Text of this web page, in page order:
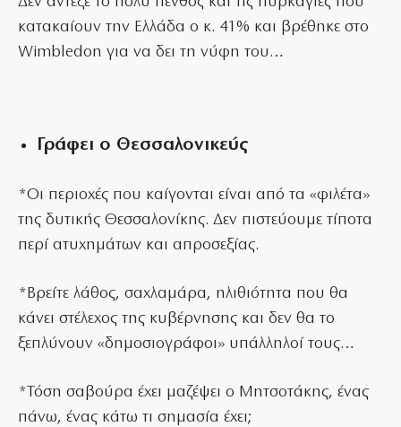
κατακαίουν την Ελλάδα ο κ. 41% και βρέθηκε στο
Wimbledon για να δει τη νύφη του…
Γράφει ο Θεσσαλονικεύς
*Οι περιοχές που καίγονται είναι από τα «φιλέτα»
της δυτικής Θεσσαλονίκης. Δεν πιστεύουμε τίποτα
περί ατυχημάτων και απροσεξίας.
*Βρείτε λάθος, σαχλαμάρα, ηλιθιότητα που θα
κάνει στέλεχος της κυβέρνησης και δεν θα το
ξεπλύνουν «δημοσιογράφοι» υπάλληλοί τους…
*Τόση σαβούρα έχει μαζέψει ο Μητσοτάκης, ένας
πάνω, ένας κάτω τι σημασία έχει;